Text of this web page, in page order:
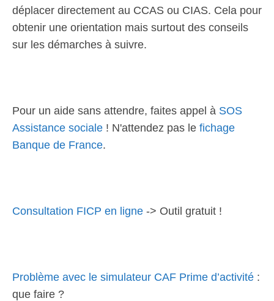
déplacer directement au CCAS ou CIAS. Cela pour
obtenir une orientation mais surtout des conseils
sur les démarches à suivre.
Pour un aide sans attendre, faites appel à SOS
Assistance sociale ! N'attendez pas le fichage
Banque de France.
Consultation FICP en ligne -> Outil gratuit !
Problème avec le simulateur CAF Prime d’activité :
que faire ?